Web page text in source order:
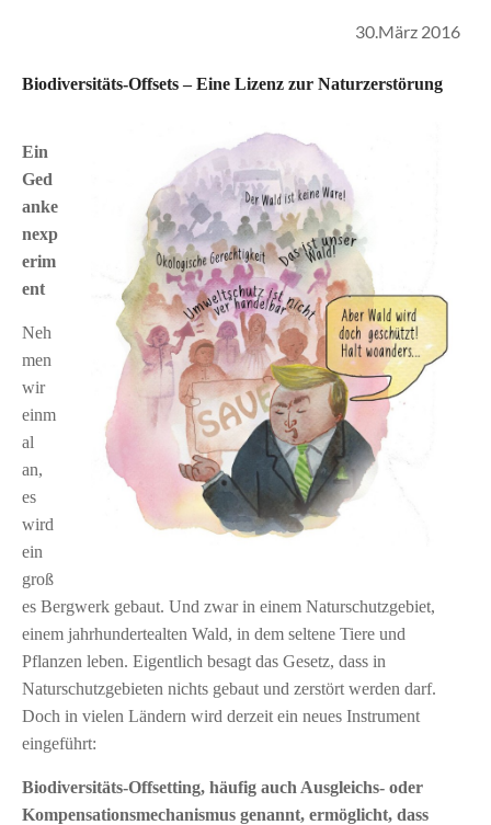
30.März 2016
Biodiversitäts-Offsets – Eine Lizenz zur Naturzerstörung
Ein
Ged
anke
nexp
erim
ent
Neh
men
wir
einm
al
an,
es
wird
ein
groß
es Bergwerk gebaut. Und zwar in einem Naturschutzgebiet,
einem jahrhundertealten Wald, in dem seltene Tiere und
Pflanzen leben. Eigentlich besagt das Gesetz, dass in
Naturschutzgebieten nichts gebaut und zerstört werden darf.
Doch in vielen Ländern wird derzeit ein neues Instrument
eingeführt:
Biodiversitäts-Offsetting, häufig auch Ausgleichs- oder
Kompensationsmechanismus genannt, ermöglicht, dass